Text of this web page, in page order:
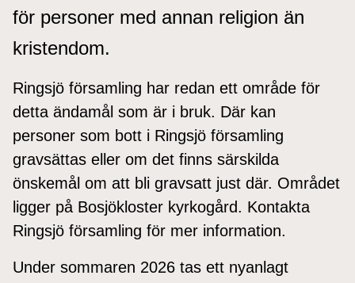
för personer med annan religion än
kristendom.
Ringsjö församling har redan ett område för
detta ändamål som är i bruk. Där kan
personer som bott i Ringsjö församling
gravsättas eller om det finns särskilda
önskemål om att bli gravsatt just där. Området
ligger på Bosjökloster kyrkogård. Kontakta
Ringsjö församling för mer information.
Under sommaren 2026 tas ett nyanlagt